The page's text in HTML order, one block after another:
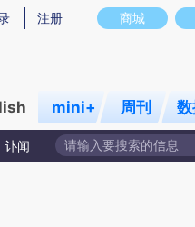
意图存在偏差。不代表财新观点和
商城
注册
mini+ 周刊
讣闻